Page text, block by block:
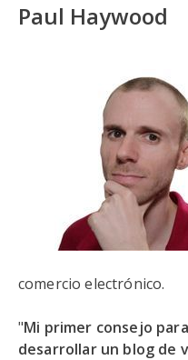
Paul Haywood
comercio electrónico.
"Mi primer consejo
desarrollar un blog de